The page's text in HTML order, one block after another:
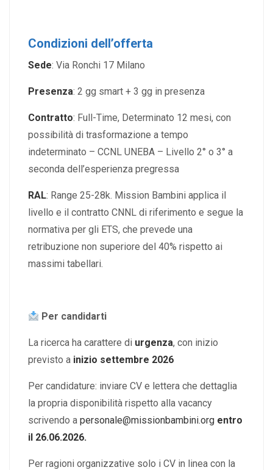
Condizioni dell’offerta
Sede: Via Ronchi 17 Milano
Presenza: 2 gg smart + 3 gg in presenza
Contratto: Full-Time, Determinato 12 mesi, con
possibilità di trasformazione a tempo
indeterminato – CCNL UNEBA – Livello 2° o 3° a
seconda dell’esperienza pregressa
RAL: Range 25-28k. Mission Bambini applica il
livello e il contratto CNNL di riferimento e segue la
normativa per gli ETS, che prevede una
retribuzione non superiore del 40% rispetto ai
massimi tabellari.
Per candidarti
La ricerca ha carattere di urgenza, con inizio
previsto a inizio settembre 2026
Per candidature: inviare CV e lettera che dettaglia
la propria disponibilità rispetto alla vacancy
scrivendo a personale@missionbambini.org entro
il 26.06.2026.
Per ragioni organizzative solo i CV in linea con la